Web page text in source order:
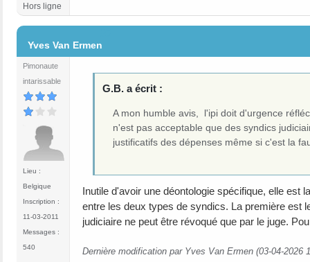
Hors ligne
Yves Van Ermen
Pimonaute
intarissable
Lieu :
Belgique
Inscription :
11-03-2011
Messages :
540
G.B. a écrit :
A mon humble avis, l'ipi doit d'urgence
n'est pas acceptable que des syndics
justificatifs des dépenses même si c'est la
Inutile d'avoir une déontologie spécifique, elle est
entre les deux types de syndics. La première est
judiciaire ne peut être révoqué que par le juge.
Dernière modification par Yves Van Ermen (03-04-2026